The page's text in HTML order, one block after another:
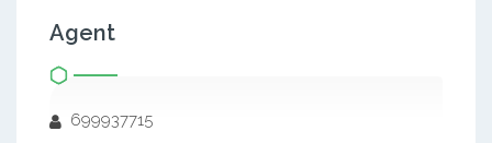
Agent
699937715